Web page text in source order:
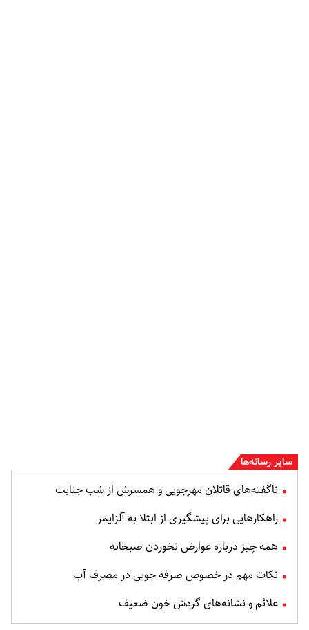
سایر رسانه‌ها
ناگفته‌های قاتلان مهرجویی و همسرش از شب جنایت
راهکارهایی برای پیشگیری از ابتلا به آلزایمر
همه چیز درباره عوارض نخوردن صبحانه
نکات مهم در خصوص صرفه جویی در مصرف آب
علائم و نشانه‌های گردش خون ضعیف